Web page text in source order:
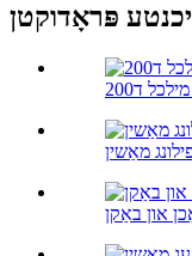
פּראָדוקטן
ד200
מאַשין
און באַקן